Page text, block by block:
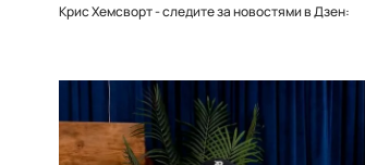
Крис Хемсворт - следите за новостями в Дзен: